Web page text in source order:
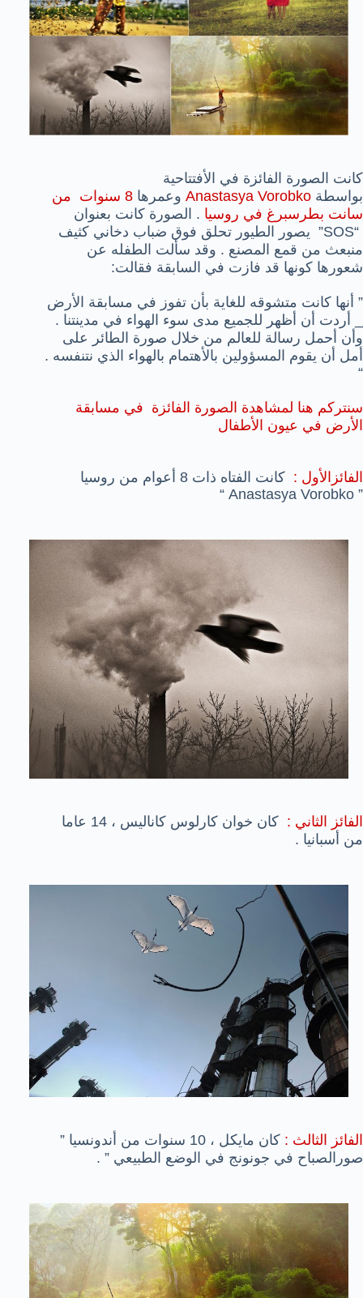
كانت الصورة الفائزة في الأفتتاحية
بواسطة
وعمرها
8 سنوات من
سانت بطرسبرغ في روسيا . الصورة كانت بعنوان
“SOS” يصور الطيور تحلق فوق ضباب دخاني كثيف
منبعث من قمع المصنع . وقد سألت الطفله عن
شعورها كونها قد فازت في السابقة فقالت:
” أنها كانت متشوقه للغاية بأن تفوز في مسابقة الأرض
_ أردت أن أظهر للجميع مدى سوء الهواء في مدينتنا .
وأن أحمل رسالة للعالم من خلال صورة الطائر على
أمل أن يقوم المسؤولين بالأهتمام بالهواء الذي نتنفسه .
“
سنتركم هنا لمشاهدة الصورة الفائزة في مسابقة
الأرض في عيون الأطفال
الفائزالأول :
كانت الفتاه ذات 8 أعوام من روسيا
” Anastasya Vorobko “
الفائز الثاني :
كان خوان كارلوس كاناليس ، 14 عاما
من أسبانيا .
الفائز الثالث :
كان مايكل ، 10 سنوات من أندونسيا ”
صورالصباح في جونونج في الوضع الطبيعي ” .